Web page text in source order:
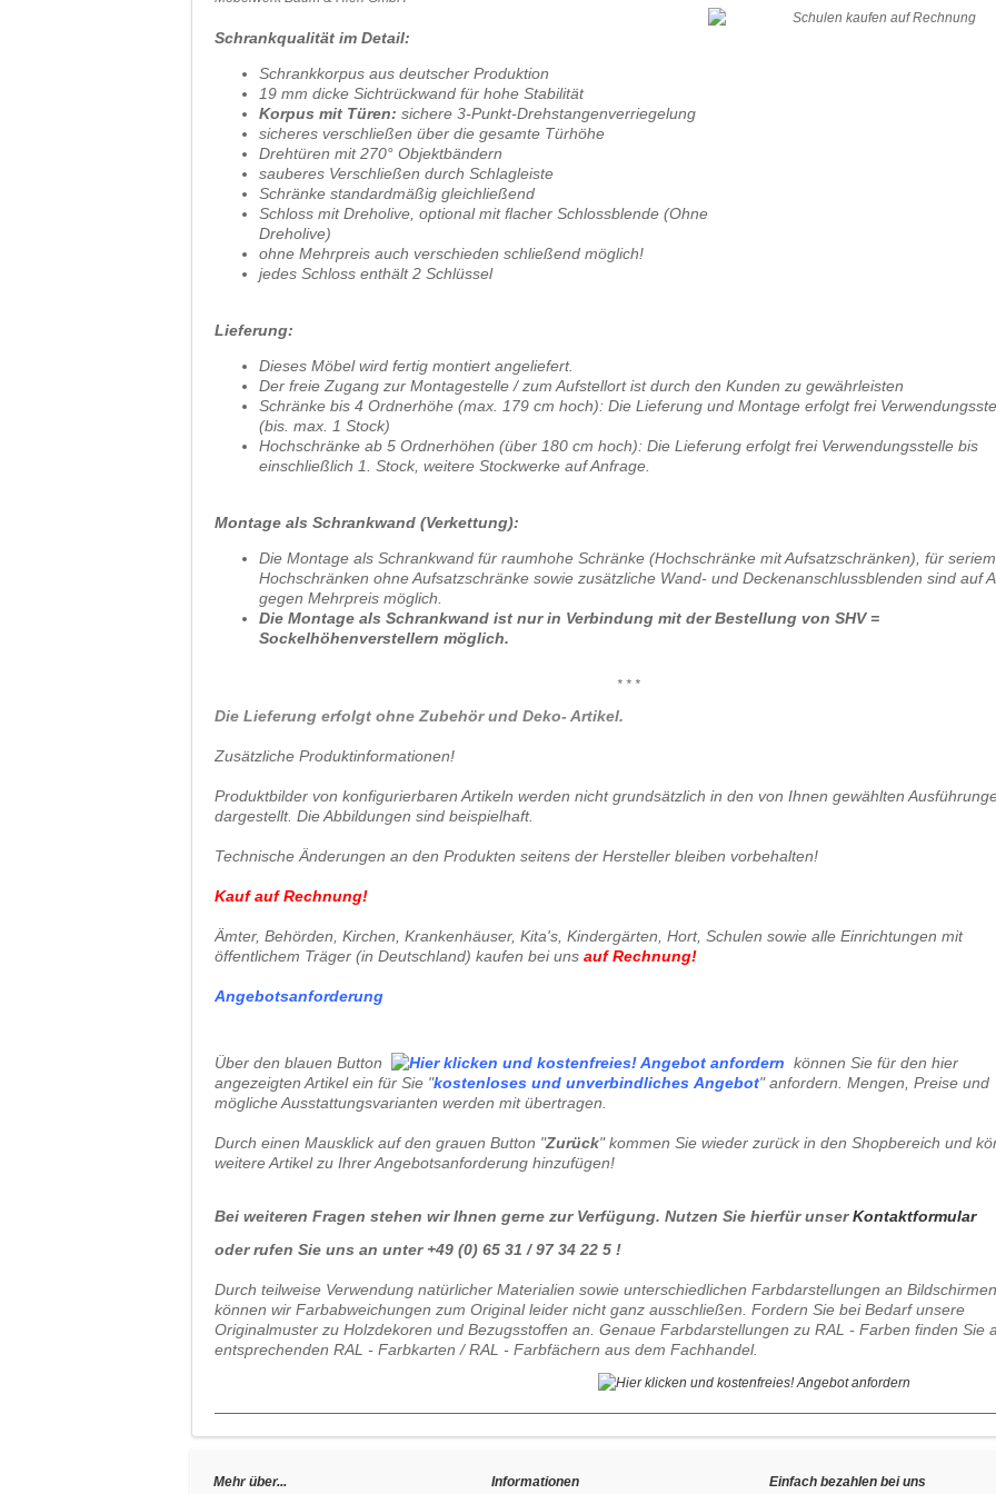
Schrankqualität im Detail:
Schrankkorpus aus deutscher Produktion
19 mm dicke Sichtrückwand für hohe Stabilität
Korpus mit Türen: sichere 3-Punkt-Drehstangenverriegelung
sicheres verschließen über die gesamte Türhöhe
Drehtüren mit 270° Objektbändern
sauberes Verschließen durch Schlagleiste
Schränke standardmäßig gleichließend
Schloss mit Dreholive, optional mit flacher Schlossblende (Ohne
Dreholive)
ohne Mehrpreis auch verschieden schließend möglich!
jedes Schloss enthält 2 Schlüssel
Lieferung:
Dieses Möbel wird fertig montiert angeliefert.
Der freie Zugang zur Montagestelle / zum Aufstellort ist durch den Kunden zu gewährleisten
Schränke bis 4 Ordnerhöhe (max. 179 cm hoch): Die Lieferung und Montage erfolgt frei
(bis. max. 1 Stock)
Hochschränke ab 5 Ordnerhöhen (über 180 cm hoch): Die Lieferung erfolgt frei Verwendungsstelle bis
einschließlich 1. Stock, weitere Stockwerke auf Anfrage.
Montage als Schrankwand (Verkettung):
Die Montage als Schrankwand für raumhohe Schränke (Hochschränke mit Aufsatzschränken), für
Hochschränken ohne Aufsatzschränke sowie zusätzliche Wand- und Deckenanschlussblenden sind auf
gegen Mehrpreis möglich.
Die Montage als Schrankwand ist nur in Verbindung mit der Bestellung von SHV =
Sockelhöhenverstellern möglich.
* * *
Die Lieferung erfolgt ohne Zubehör und Deko- Artikel.
Zusätzliche Produktinformationen!
Produktbilder von konfigurierbaren Artikeln werden nicht grundsätzlich in den von Ihnen gewählten
dargestellt. Die Abbildungen sind beispielhaft.
Technische Änderungen an den Produkten seitens der Hersteller bleiben vorbehalten!
Kauf auf Rechnung!
Ämter, Behörden, Kirchen, Krankenhäuser, Kita's, Kindergärten, Hort, Schulen sowie alle Einrichtungen mit
öffentlichem Träger (in Deutschland) kaufen bei uns auf Rechnung!
Angebotsanforderung
Über den blauen Button
können Sie für den hier
angezeigten Artikel ein für Sie "kostenloses und unverbindliches Angebot" anfordern. Mengen, Preise und
mögliche Ausstattungsvarianten werden mit übertragen.
Durch einen Mausklick auf den grauen Button "Zurück" kommen Sie wieder zurück in den Shopbereich und
weitere Artikel zu Ihrer Angebotsanforderung hinzufügen!
Bei weiteren Fragen stehen wir Ihnen gerne zur Verfügung. Nutzen Sie hierfür unserKontaktformular
oder rufen Sie uns an unter +49 (0) 65 31 / 97 34 22 5 !
Durch teilweise Verwendung natürlicher Materialien sowie unterschiedlichen Farbdarstellungen an Bildschirmen
können wir Farbabweichungen zum Original leider nicht ganz ausschließen. Fordern Sie bei Bedarf unsere
Originalmuster zu Holzdekoren und Bezugsstoffen an. Genaue Farbdarstellungen zu RAL - Farben finden Sie
entsprechenden RAL - Farbkarten / RAL - Farbfächern aus dem Fachhandel.
Mehr über... Informationen Einfach bezahlen bei uns